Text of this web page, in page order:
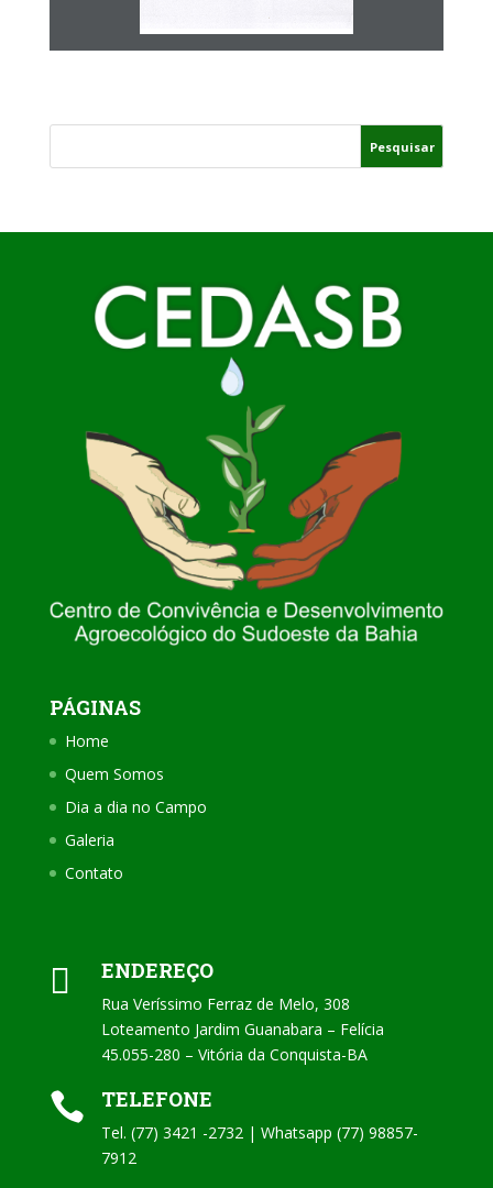
PÁGINAS
Home
Quem Somos
Dia a dia no Campo
Galeria
Contato
 ENDEREÇO
Rua Veríssimo Ferraz de Melo, 308
Loteamento Jardim Guanabara – Felícia
45.055-280 – Vitória da Conquista-BA
 TELEFONE
Tel. (77) 3421 -2732 | Whatsapp (77) 98857-
7912